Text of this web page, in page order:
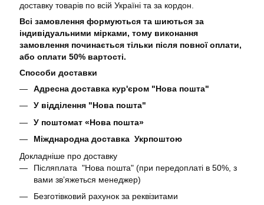
доставку товарів по всій Україні та за кордон.
Всі замовлення формуються та шиються за
індивідуальними мірками, тому виконання
замовлення починається тільки після повної оплати,
або оплати 50% вартості.
Способи доставки
Адресна доставка кур'єром "Нова пошта"
У відділення "Нова пошта"
У поштомат «Нова пошта»
Міжднародна доставка Укрпоштою
Докладніше про доставку
Післяплата "Нова пошта" (при передоплаті в 50%, з
вами звʼяжеться менеджер)
Безготівковий рахунок за реквізитами